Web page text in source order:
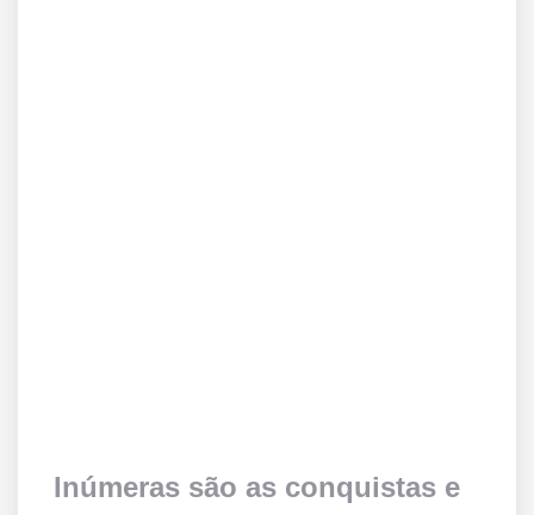
Inúmeras são as conquistas e